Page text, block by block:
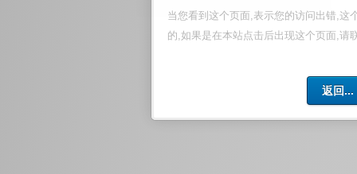
当您看到这个页面,表示您的访问出错,这
的,如果是在本站点击后出现这个页面,请
返回...